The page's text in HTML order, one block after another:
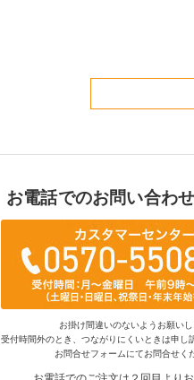
お電話でのお問い合わ
お掛け間違いのないようお願い
受付時間外のとき、つながりにくいときは申し
お問合せフォームにてお問合せく